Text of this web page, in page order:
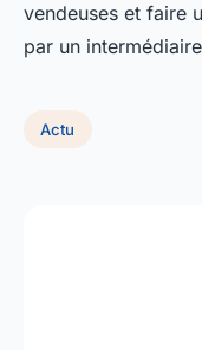
vendeuses et faire
par un
Actu